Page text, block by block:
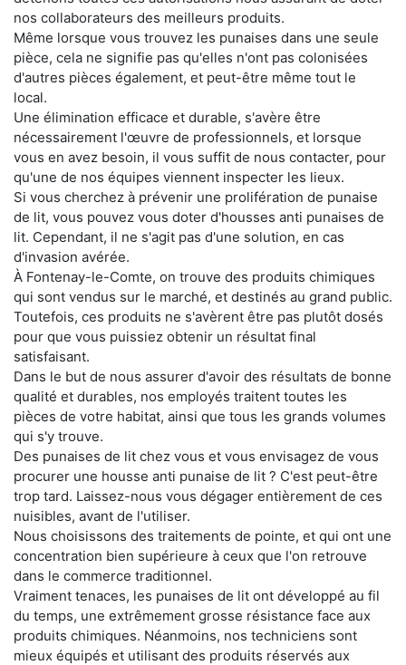
nos collaborateurs des meilleurs produits.
Même lorsque vous trouvez les punaises dans une seule
pièce, cela ne signifie pas qu'elles n'ont pas colonisées
d'autres pièces également, et peut-être même tout le
local.
Une élimination efficace et durable, s'avère être
nécessairement l'œuvre de professionnels, et lorsque
vous en avez besoin, il vous suffit de nous contacter, pour
qu'une de nos équipes viennent inspecter les lieux.
Si vous cherchez à prévenir une prolifération de punaise
de lit, vous pouvez vous doter d'housses anti punaises de
lit. Cependant, il ne s'agit pas d'une solution, en cas
d'invasion avérée.
À Fontenay-le-Comte, on trouve des produits chimiques
qui sont vendus sur le marché, et destinés au grand public.
Toutefois, ces produits ne s'avèrent être pas plutôt dosés
pour que vous puissiez obtenir un résultat final
satisfaisant.
Dans le but de nous assurer d'avoir des résultats de bonne
qualité et durables, nos employés traitent toutes les
pièces de votre habitat, ainsi que tous les grands volumes
qui s'y trouve.
Des punaises de lit chez vous et vous envisagez de vous
procurer une housse anti punaise de lit ? C'est peut-être
trop tard. Laissez-nous vous dégager entièrement de ces
nuisibles, avant de l'utiliser.
Nous choisissons des traitements de pointe, et qui ont une
concentration bien supérieure à ceux que l'on retrouve
dans le commerce traditionnel.
Vraiment tenaces, les punaises de lit ont développé au fil
du temps, une extrêmement grosse résistance face aux
produits chimiques. Néanmoins, nos techniciens sont
mieux équipés et utilisant des produits réservés aux